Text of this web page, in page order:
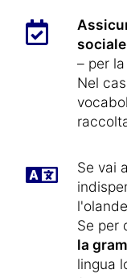
– per
Nel
Se vai
Se per
la
lingua